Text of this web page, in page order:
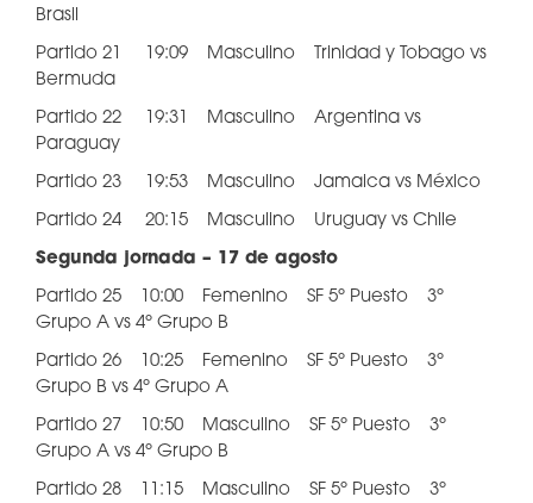
Brasil
Partido 21 19:09 Masculino Trinidad y Tobago vs
Bermuda
Partido 22 19:31 Masculino Argentina vs
Paraguay
Partido 23 19:53 Masculino Jamaica vs México
Partido 24 20:15 Masculino Uruguay vs Chile
Segunda jornada – 17 de agosto
Partido 25 10:00 Femenino SF 5º Puesto 3º
Grupo A vs 4º Grupo B
Partido 26 10:25 Femenino SF 5º Puesto 3º
Grupo B vs 4º Grupo A
Partido 27 10:50 Masculino SF 5º Puesto 3º
Grupo A vs 4º Grupo B
Partido 28 11:15 Masculino SF 5º Puesto 3º